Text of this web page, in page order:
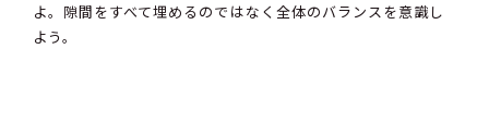
よ。隙間をすべて埋めるのではなく全体のバランスを意識し
よう。